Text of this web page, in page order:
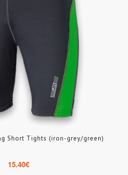
Short Tights (iron-grey/green)
15.40€